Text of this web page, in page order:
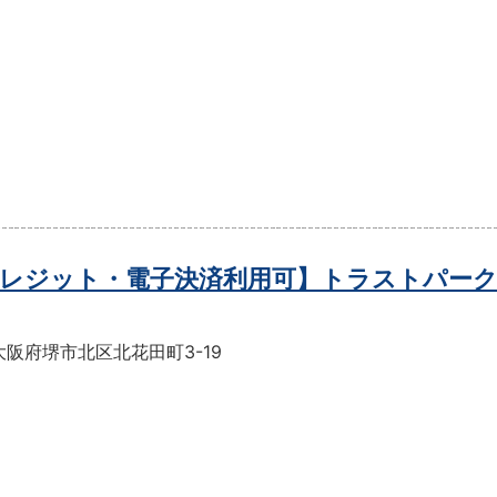
レジット・電子決済利用可】トラストパー
阪府堺市北区北花田町3-19